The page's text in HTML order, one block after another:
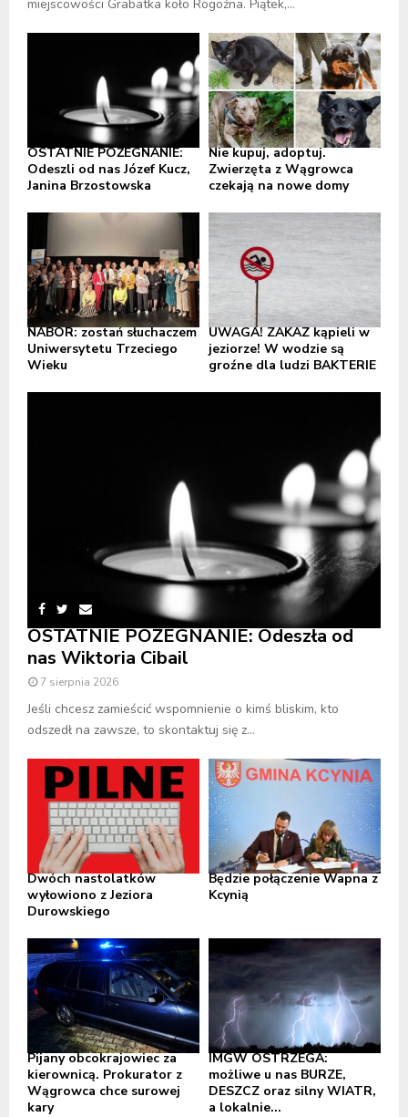
miejscowości Grabatka koło Rogoźna. Piątek,...
OSTATNIE POŻEGNANIE:
Odeszli od nas Józef Kucz,
Janina Brzostowska
Nie kupuj, adoptuj.
Zwierzęta z Wągrowca
czekają na nowe domy
NABÓR: zostań słuchaczem
Uniwersytetu Trzeciego
Wieku
UWAGA! ZAKAZ kąpieli w
jeziorze! W wodzie są
groźne dla ludzi BAKTERIE
OSTATNIE POŻEGNANIE: Odeszła od
nas Wiktoria Cibail
7 sierpnia 2026
Jeśli chcesz zamieścić wspomnienie o kimś bliskim, kto
odszedł na zawsze, to skontaktuj się z...
Dwóch nastolatków
wyłowiono z Jeziora
Durowskiego
Będzie połączenie Wapna z
Kcynią
Pijany obcokrajowiec za
kierownicą. Prokurator z
Wągrowca chce surowej
kary
IMGW OSTRZEGA:
możliwe u nas BURZE,
DESZCZ oraz silny WIATR,
a lokalnie...